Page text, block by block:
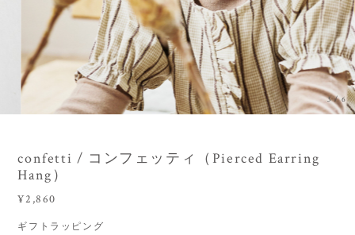
3/6
confetti / コンフェッティ（Pierced Earring
Hang）
¥2,860
ギフトラッピング